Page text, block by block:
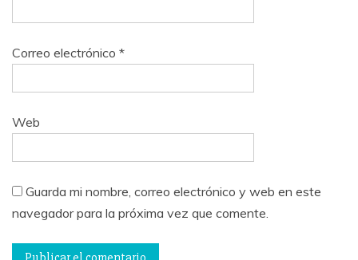
Correo electrónico *
Web
Guarda mi nombre, correo electrónico y web en este
navegador para la próxima vez que comente.